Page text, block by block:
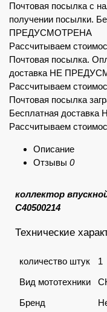
Почтовая посылка с
получении посылки.
ПРЕДУСМОТРЕНА
Рассчитываем
Почтовая посылка.
доставка НЕ
Рассчитываем
Почтовая посылка
Бесплатная
Рассчитываем
Описание
Отзывы 0
коллектор
С40500214
Технические
количество штук
1
Вид мототехники
Бренд